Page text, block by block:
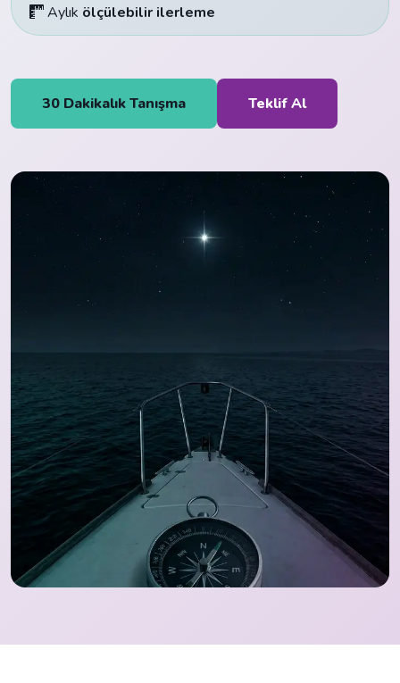
Aylık ölçülebilir ilerleme
30 Dakikalık Tanışma Teklif Al